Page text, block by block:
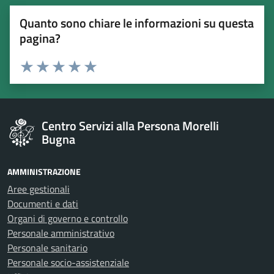
Quanto sono chiare le informazioni su questa
pagina?
Esprimi una valutazione
Valuta 5 stelle su 5
Valuta 4 stelle su 5
Valuta 3 stelle su 5
Valuta 2 stelle su 5
Valuta 1 stelle su 5
Centro Servizi alla Persona Morelli
Bugna
AMMINISTRAZIONE
Aree gestionali
Documenti e dati
Organi di governo e controllo
Personale amministrativo
Personale sanitario
Personale socio-assistenziale